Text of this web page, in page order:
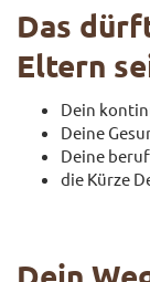
Das
Eltern
Dein
Deine
Deine
die Kürze